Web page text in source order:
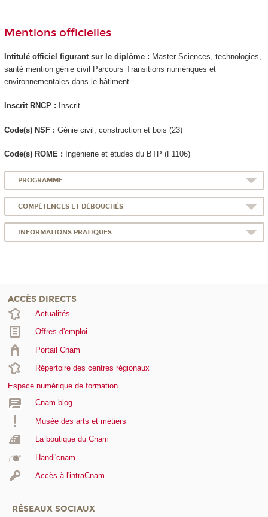
Mentions officielles
Intitulé officiel figurant sur le diplôme : Master Sciences, technologies,
santé mention génie civil Parcours Transitions numériques et
environnementales dans le bâtiment
Inscrit RNCP: Inscrit
Code(s) NSF : Génie civil, construction et bois (23)
Code(s) ROME : Ingénierie et études du BTP (F1106)
PROGRAMME
COMPÉTENCES ET DÉBOUCHÉS
INFORMATIONS PRATIQUES
ACCÈS DIRECTS
Actualités
Offres d'emploi
Portail Cnam
Répertoire des centres régionaux
Espace numérique de formation
Cnam blog
Musée des arts et métiers
La boutique du Cnam
Handi'cnam
Accès à l'intraCnam
RÉSEAUX SOCIAUX